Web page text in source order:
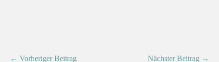
← Vorheriger Beitrag Nächster Beitrag →